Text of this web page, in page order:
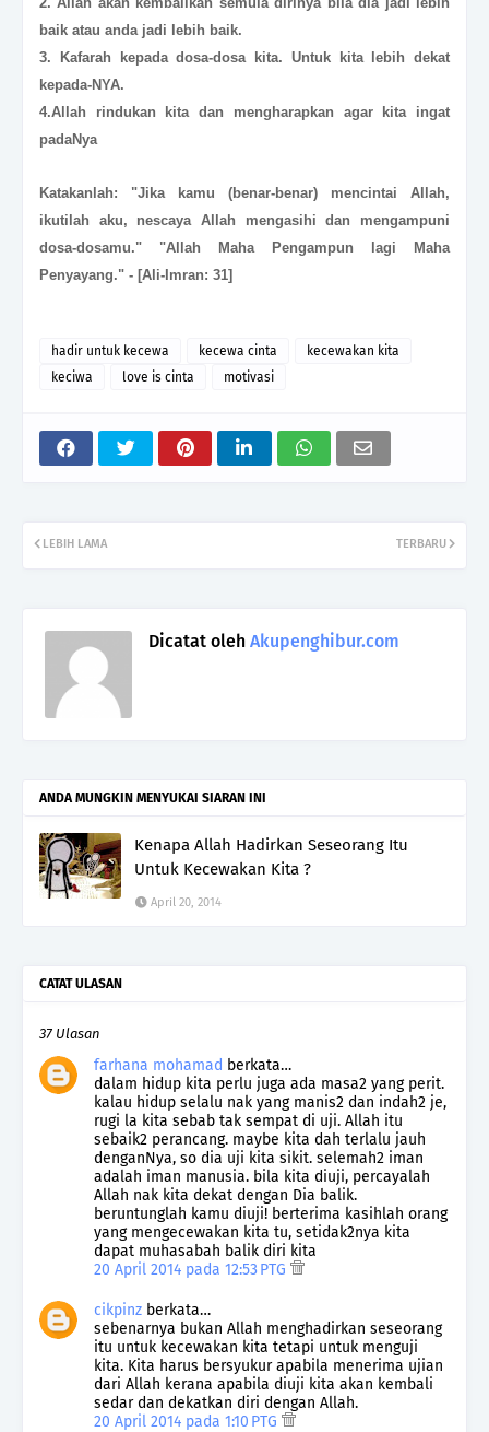
baik atau anda jadi lebih baik.
3. Kafarah kepada dosa-dosa kita. Untuk kita lebih dekat
kepada-NYA.
4.Allah rindukan kita dan mengharapkan agar kita ingat
padaNya
Katakanlah: "Jika kamu (benar-benar) mencintai Allah,
ikutilah aku, nescaya Allah mengasihi dan mengampuni
dosa-dosamu." "Allah Maha Pengampun lagi Maha
Penyayang." - [Ali-Imran: 31]
hadir untuk kecewa kecewa cinta
kecewakan kita
keciwa
love is cinta motivasi
TERBARU
LEBIH LAMA
Dicatat oleh Akupenghibur.com
ANDA MUNGKIN MENYUKAI SIARAN INI
Kenapa Allah Hadirkan Seseorang Itu
Untuk Kecewakan Kita ?
April 20, 2014
CATAT ULASAN
37 Ulasan
farhana mohamad berkata…
dalam hidup kita perlu juga ada masa2 yang perit.
kalau hidup selalu nak yang manis2 dan indah2 je,
rugi la kita sebab tak sempat di uji. Allah itu
sebaik2 perancang. maybe kita dah terlalu jauh
denganNya, so dia uji kita sikit. selemah2 iman
adalah iman manusia. bila kita diuji, percayalah
Allah nak kita dekat dengan Dia balik.
beruntunglah kamu diuji! berterima kasihlah orang
yang mengecewakan kita tu, setidak2nya kita
dapat muhasabah balik diri kita
20 April 2014 pada 12:53 PTG
cikpinz berkata…
sebenarnya bukan Allah menghadirkan seseorang
itu untuk kecewakan kita tetapi untuk menguji
kita. Kita harus bersyukur apabila menerima ujian
dari Allah kerana apabila diuji kita akan kembali
sedar dan dekatkan diri dengan Allah.
20 April 2014 pada 1:10 PTG